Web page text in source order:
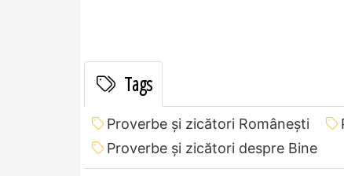
Tags
Proverbe și zicători Româneşti
Proverbe și zicători despre Bine